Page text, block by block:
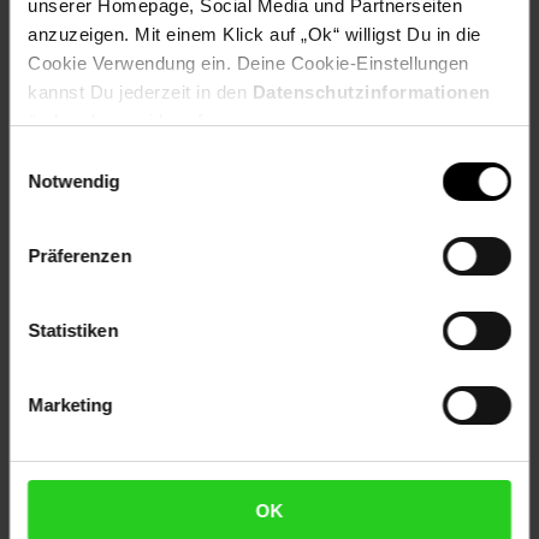
unserer Homepage, Social Media und Partnerseiten
anzuzeigen. Mit einem Klick auf „Ok“ willigst Du in die
Cookie Verwendung ein. Deine Cookie-Einstellungen
kannst Du jederzeit in den Datenschutzinformationen
ändern bzw. widerrufen.
Notwendig
Präferenzen
Statistiken
Marketing
OK
EAN: 4010090827667
Artikel gehört zur Kategorie:
Weitere Outdoor-Spielzeuge
Versandinformationen
Herstellerinformationen
Netto Reisen TV-Shop Weinwelt